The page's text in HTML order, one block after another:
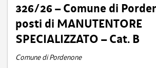
326/26 – Comune di
posti di MANUTENTORE
SPECIALIZZATO – Cat. B
Comune di Pordenone